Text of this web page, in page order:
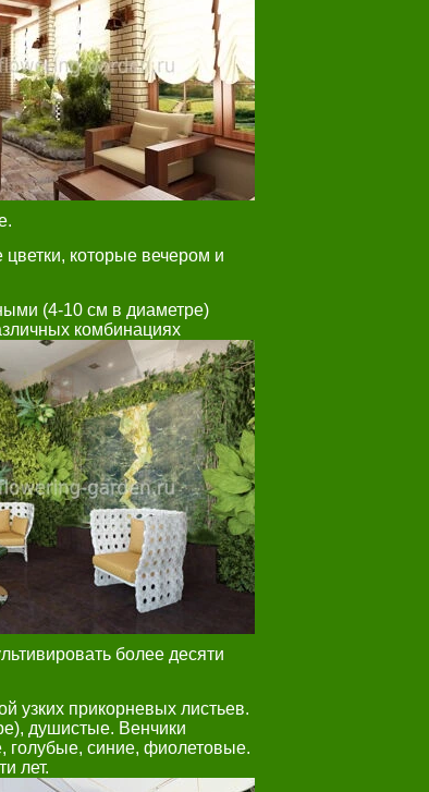
которые вечером и
(4-10 см в диаметре)
комбинациях
более десяти
узких прикорневых листьев.
душистые. Венчики
голубые, синие, фиолетовые.
лет.